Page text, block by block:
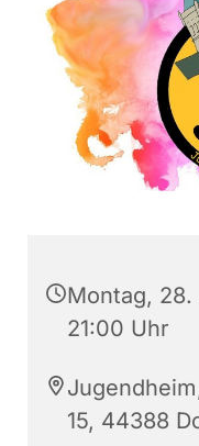
Montag, 28.
21:00 Uhr
15, 44388